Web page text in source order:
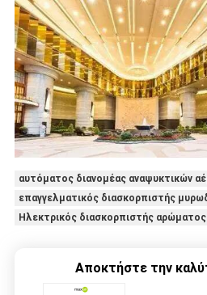
αυτόματος διανομέας αναψυκτικών
επαγγελματικός διασκορπιστής
Ηλεκτρικός διασκορπιστής αρώματος
Αποκτήστε την